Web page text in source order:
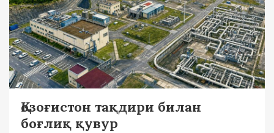
Қозоғистон тақдири билан
боғлиқ қувур